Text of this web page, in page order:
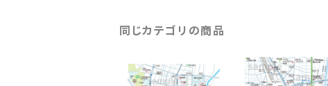
同じカテゴリの商品